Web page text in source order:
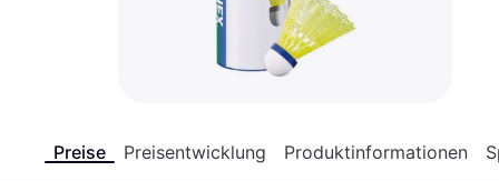
Preise Preisentwicklung Produktinformationen